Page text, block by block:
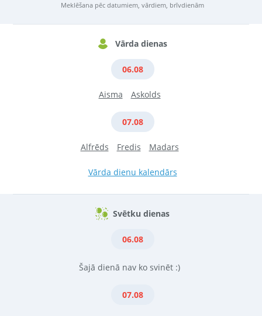
Meklēšana pēc datumiem, vārdiem, brīvdienām
Vārda dienas
06.08
Aisma Askolds
07.08
Alfrēds Fredis Madars
Vārda dienu kalendārs
Svētku dienas
06.08
Šajā dienā nav ko svinēt :)
07.08